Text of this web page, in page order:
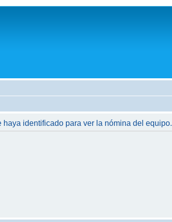
identificado para ver la nómina del equipo.